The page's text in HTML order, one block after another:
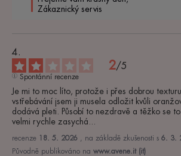
Zákaznický servis
2/5
Spontánní recenze
Je mi to moc líto, protože i přes dobrou
vstřebávání jsem ji musela odložit kvůli
dodává pleti. Působí to nezdravě a těžko se
velmi rychle zasychá...
recenze 18. 5. 2026 , na základě zkušenosti s 6. 3.
Původně publikováno na www.avene.it (it)